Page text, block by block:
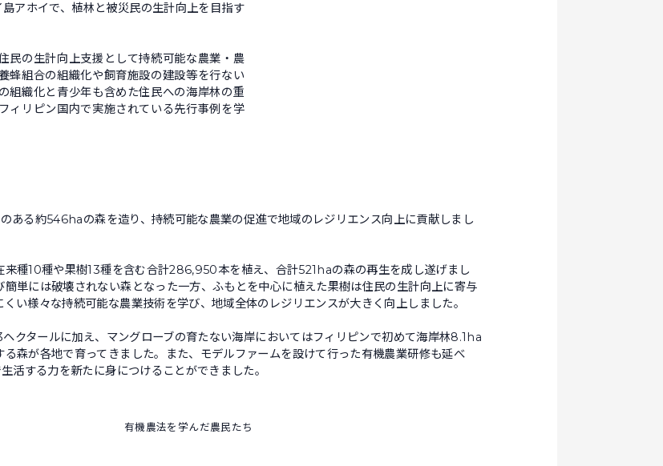
アホイで、植林と被災民の生計向上を目指す
の生計向上支援として持続可能な農業・農
蜂組合の組織化や飼育施設の建設等を行ない
組織化と青少年も含めた住民への海岸林の重
ィリピン国内で実施されている先行事例を学
ある約546haの森を造り、持続可能な農業の促進で地域のレジリエンス向上に貢献しまし
種10種や果樹13種を含む合計286,950本を植え、合計521haの森の再生を成し遂げまし
単には破壊されない森となった一方、ふもとを中心に植えた果樹は住民の生計向上に寄与
い様々な持続可能な農業技術を学び、地域全体のレジリエンスが大きく向上しました。
クタールに加え、マングローブの育たない海岸においてはフィリピンで初めて海岸林8.1ha
森が各地で育ってきました。また、モデルファームを設けて行った有機農業研修も延べ
活する力を新たに身につけることができました。
有機農法を学んだ農民たち